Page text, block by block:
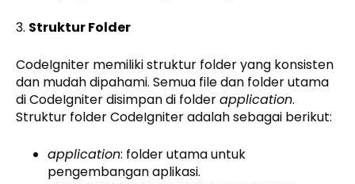
3. Struktur Folder
CodeIgniter memiliki struktur folder yang konsisten
dan mudah dipahami. Semua file dan folder utama
di CodeIgniter disimpan di folderapplication.
Struktur folder CodeIgniter adalah sebagai berikut:
application: folder utama untuk
pengembangan aplikasi.